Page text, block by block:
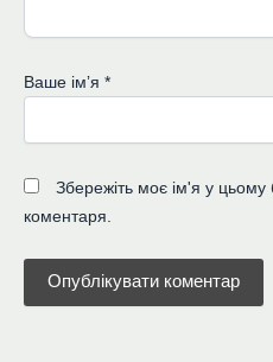
Ваше імʼя *
Збережіть моє ім'я у цьому
коментаря.